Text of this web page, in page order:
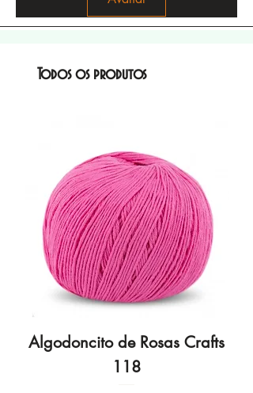
Todos os produtos
Algodoncito de Rosas Crafts
118